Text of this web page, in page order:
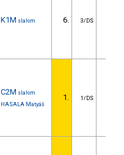
K1M slalom 6. 3/DS
C2M slalom
HASALA Matyáš
1. 1/DS